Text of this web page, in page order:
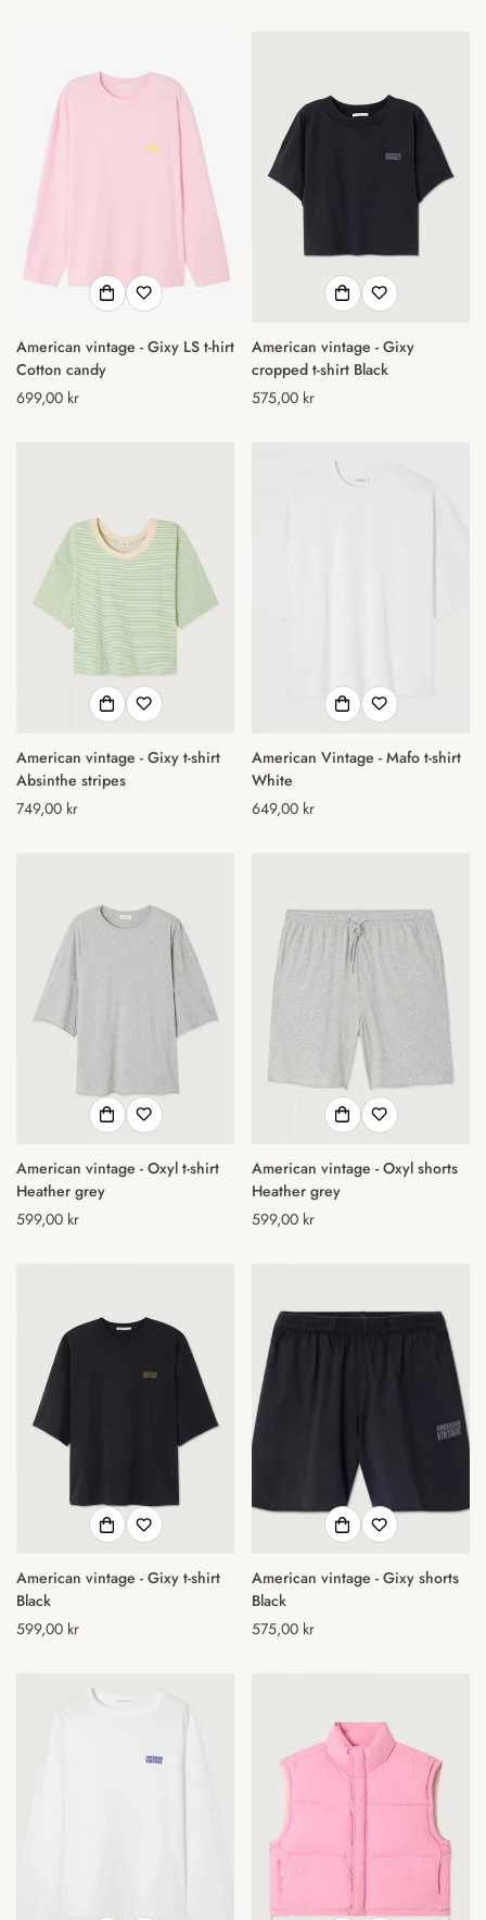
American vintage - Gixy LS t-hirt
Cotton candy
Normal
699,00 kr
American vintage - Gixy
cropped t-shirt Black
Normal
575,00 kr
American vintage - Gixy t-shirt
Absinthe stripes
Normal
749,00 kr
American Vintage - Mafo t-shirt
White
Normal
649,00 kr
American vintage - Oxyl t-shirt
Heather grey
Normal
599,00 kr
American vintage - Oxyl shorts
Heather grey
Normal
599,00 kr
American vintage - Gixy t-shirt
Black
Normal
599,00 kr
American vintage - Gixy shorts
Black
Normal
575,00 kr